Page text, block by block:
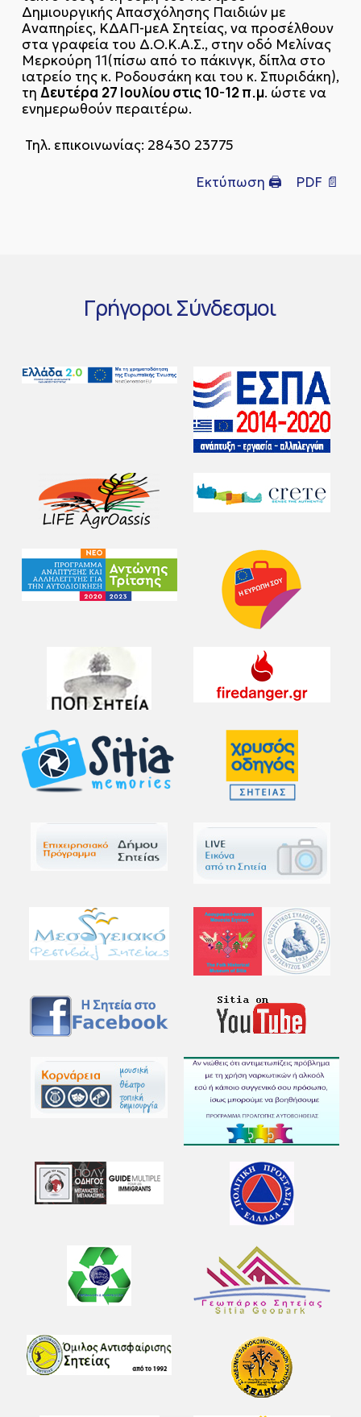
Δημιουργικής Απασχόλησης Παιδιών με
Αναπηρίες, ΚΔΑΠ-μεΑ Σητείας, να προσέλθουν
στα γραφεία του Δ.Ο.Κ.Α.Σ., στην οδό Μελίνας
Μερκούρη 11(πίσω από το πάκινγκ, δίπλα στο
ιατρείο της κ. Ροδουσάκη και του κ. Σπυριδάκη),
τη Δευτέρα 27 Ιουλίου στις 10-12 π.μ. ώστε να
ενημερωθούν περαιτέρω.
Τηλ. επικοινωνίας: 28430 23775
Εκτύπωση 🖨 PDF 📄
ΓρήγοροιΣύνδεσμοι